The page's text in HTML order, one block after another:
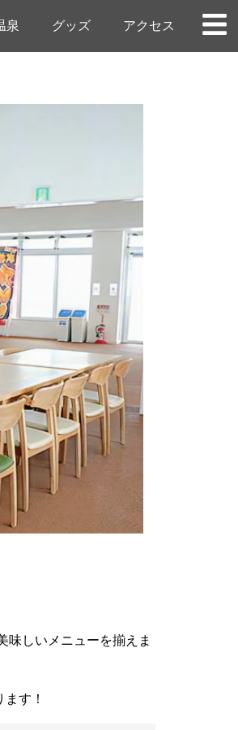
泉 グッズ アクセス
味しいメニューを揃えま
す！